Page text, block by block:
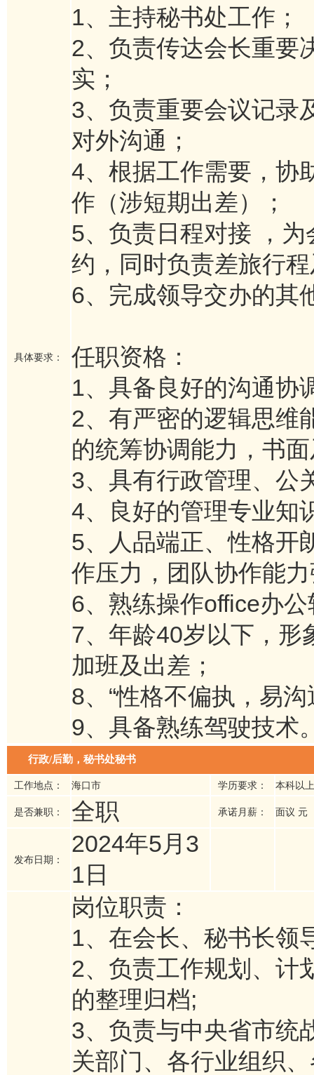
具体要求：
1、主持秘书处工作；
2、负责传达会长重要
实；
3、负责重要会议记录
对外沟通；
4、根据工作需要，协
作（涉短期出差）；
5、负责日程对接 ，
约，同时负责差旅行
6、完成领导交办的其
任职资格：
1、具备良好的沟通协
2、有严密的逻辑思维
的统筹协调能力，书
3、具有行政管理、公
4、良好的管理专业知
5、人品端正、性格开
作压力，团队协作能
6、熟练操作office办
7、年龄40岁以下，形
加班及出差；
8、“性格不偏执，易
9、具备熟练驾驶技术
行政/后勤，秘书处秘书
工作地点： 海口市 学历要求： 本科以上
是否兼职： 全职 承诺月薪： 面议 元
发布日期：
2024年5月3
1日
岗位职责：
1、在会长、秘书长领
2、负责工作规划、计
的整理归档;
3、负责与中央省市统
关部门、各行业组织